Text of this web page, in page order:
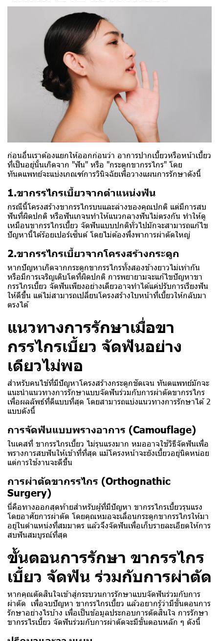
ก่อนอื่นเราต้องแยกให้ออกก่อนว่า อาการปากเบี้ยวหรือหน้าเบี้ยว
ที่เป็นอยู่นั้นเกิดจาก "ฟัน" หรือ "กระดูกขากรรไกร" โดย
ทันตแพทย์จะแบ่งเกณฑ์การวินิจฉัยเพื่อวางแผนการรักษาดังนี้
1.ขากรรไกรเบี้ยวจากตำแหน่งฟัน
กรณีนี้โครงสร้างขากรรไกรบนและล่างของคุณปกติ แต่มีการสบ
ฟันที่ผิดปกติ หรือฟันเกจนทำให้แนวกลางฟันไม่ตรงกัน ทำให้ดู
เหมือนขากรรไกรเบี้ยว จัดฟันแบบปกติทั่วไปมักจะสามารถแก้ไข
ปัญหานี้ได้ร้อยเปอร์เซ็นต์ โดยไม่ต้องพึ่งพาการผ่าตัดใหญ่
2.ขากรรไกรเบี้ยวจากโครงสร้างกระดูก
หากปัญหาเกิดจากกระดูกขากรรไกรทั้งสองข้างยาวไม่เท่ากัน
หรือมีการเจริญเติบโตที่ผิดปกติ การพยายามจะแก้ไขปัญหาขา
กรรไกรเบี้ยว จัดฟันเพียงอย่างเดียวอาจทำได้แค่ปรับการเรียงฟัน
ให้ดีขึ้น แต่ไม่สามารถเปลี่ยนโครงสร้างใบหน้าที่เบี้ยวให้กลับมา
ตรงได้
แนวทางการรักษาเมื่อขา
กรรไกรเบี้ยว จัดฟันอย่าง
เดียวไม่พอ
สำหรับคนไข้ที่มีปัญหาโครงสร้างกระดูกชัดเจน ทันตแพทย์มักจะ
แนะนำแนวทางการรักษาแบบจัดฟันร่วมกับการผ่าตัดขากรรไกร
เพื่อผลลัพธ์ที่ดีแบบที่สุด โดยสามารถแบ่งแนวทางการรักษาได้ 2
แบบดังนี้
การจัดฟันแบบพรางอาการ (Camouflage)
ในเคสที่ ขากรรไกรเบี้ยว ไม่รุนแรงมาก หมออาจใช้วิธีจัดฟันเพื่อ
พรางการสบฟันให้เข้าที่ที่สุด แม้โครงหน้าจะยังเบี้ยวอยู่นิดหน่อย
แต่การใช้งานจะดีขึ้น
การผ่าตัดขากรรไกร (Orthognathic
Surgery)
นี่คือทางออกสุดท้ายสำหรับผู้ที่มีปัญหา ขากรรไกรเบี้ยวรุนแรง
โดยอาศัยการผ่าตัด โดยคุณหมอจะเลื่อนกระดูกขากรรไกรให้มา
อยู่ในตำแหน่งที่สมมาตร แล้วจึงจัดฟันเพื่อเก็บรายละเอียดให้การ
สบฟันสมบูรณ์ที่สุด
ขั้นตอนการรักษา ขากรรไกร
เบี้ยว จัดฟัน ร่วมกับการผ่าตัด
หากคุณตัดสินใจเข้าสู่กระบวนการรักษาแบบจัดฟันร่วมกับการ
ผ่าตัด เพื่อจบปัญหา ขากรรไกรเบี้ยว แล้วอยากรู้ว่ามีขั้นตอนการ
รักษาอย่างไรบ้าง เพื่อเป็นข้อมูลประกอบการตัดสินใจ การรักษา
ขากรรไรเบี้ยว จัดฟันร่วมกับการผ่าตัดจะมีขั้นตอนหลัก ๆ ดังนี้